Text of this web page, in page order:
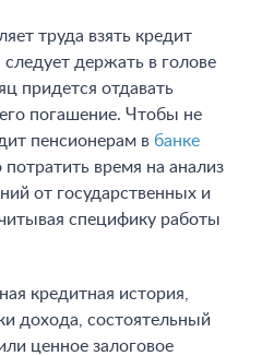
труда взять кредит
держать в голове
придется отдавать
погашение. Чтобы не
пенсионерам в банке
потратить время на анализ
от государственных и
специфику работы
кредитная история,
дохода, состоятельный
ценное залоговое